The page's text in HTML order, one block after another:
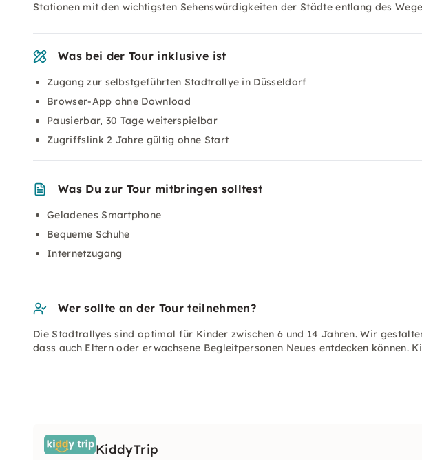
Stationen mit den wichtigsten Sehenswürdigkeiten der Städte entlang des
Was bei der Tour inklusive ist
Zugang zur selbstgeführten Stadtrallye in Düsseldorf
Browser-App ohne Download
Pausierbar, 30 Tage weiterspielbar
Zugriffslink 2 Jahre gültig ohne Start
Was Du zur Tour mitbringen solltest
Geladenes Smartphone
Bequeme Schuhe
Internetzugang
Wer sollte an der Tour teilnehmen?
Die Stadtrallyes sind optimal für Kinder zwischen 6 und 14 Jahren. Wir
dass auch Eltern oder erwachsene Begleitpersonen Neues entdecken können.
KiddyTrip